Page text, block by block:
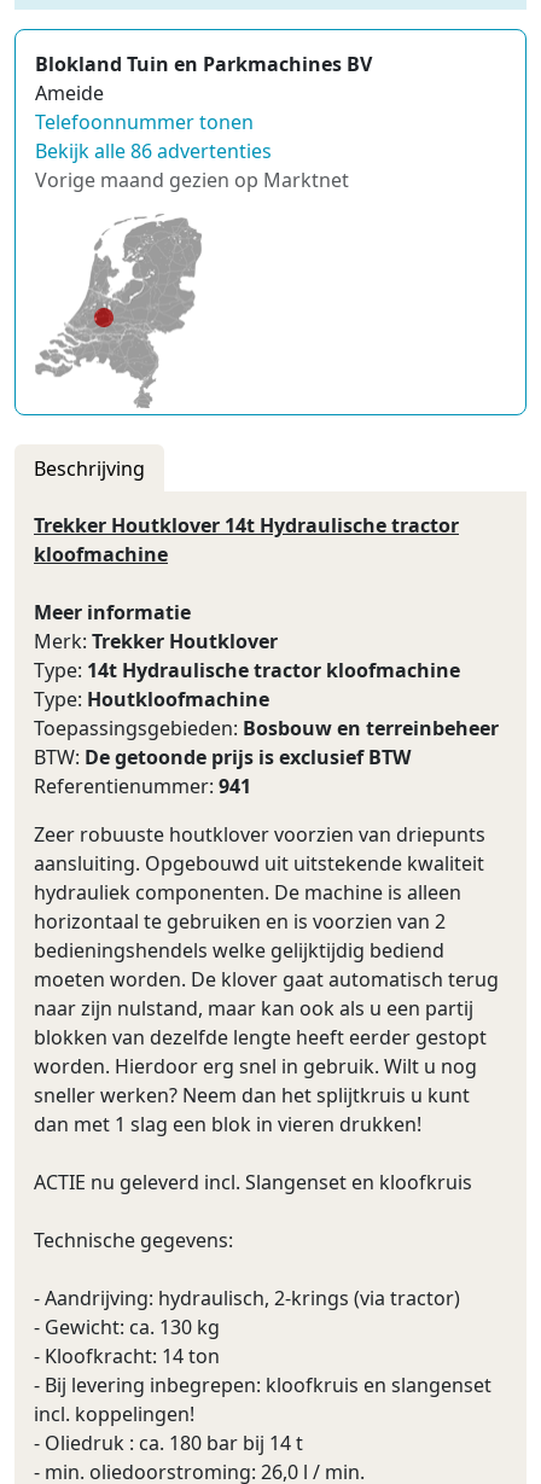
Blokland Tuin en Parkmachines BV
Ameide
Telefoonnummer tonen
Bekijk alle 86 advertenties
Vorige maand gezien op Marktnet
Beschrijving
Trekker Houtklover 14t Hydraulische tractor
kloofmachine
Meer informatie
Merk: Trekker Houtklover
Type: 14t Hydraulische tractor kloofmachine
Type: Houtkloofmachine
Toepassingsgebieden: Bosbouw en terreinbeheer
BTW: De getoonde prijs is exclusief BTW
Referentienummer: 941
Zeer robuuste houtklover voorzien van driepunts
aansluiting. Opgebouwd uit uitstekende kwaliteit
hydrauliek componenten. De machine is alleen
horizontaal te gebruiken en is voorzien van 2
bedieningshendels welke gelijktijdig bediend
moeten worden. De klover gaat automatisch terug
naar zijn nulstand, maar kan ook als u een partij
blokken van dezelfde lengte heeft eerder gestopt
worden. Hierdoor erg snel in gebruik. Wilt u nog
sneller werken? Neem dan het splijtkruis u kunt
dan met 1 slag een blok in vieren drukken!
ACTIE nu geleverd incl. Slangenset en kloofkruis
Technische gegevens:
- Aandrijving: hydraulisch, 2-krings (via tractor)
- Gewicht: ca. 130 kg
- Kloofkracht: 14 ton
- Bij levering inbegrepen: kloofkruis en slangenset
incl. koppelingen!
- Oliedruk : ca. 180 bar bij 14 t
- min. oliedoorstroming: 26,0 l / min.